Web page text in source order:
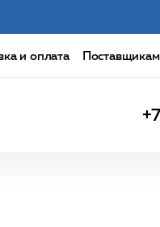
и оплата Поставщикам